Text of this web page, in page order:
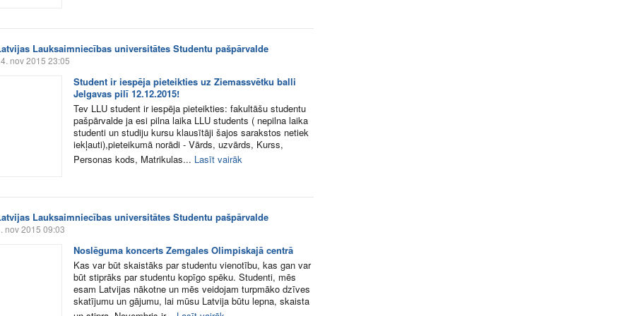
Lauksaimniecības universitātes Studentu pašpārvalde
nov 2015 23:05
Student ir iespēja pieteikties uz Ziemassvētku balli
Jelgavas pilī 12.12.2015!
Tev LLU student ir iespēja pieteikties: fakultāšu studentu
pašpārvalde ja esi pilna laika LLU students ( nepilna laika
studenti un studiju kursu klausītāji šajos sarakstos netiek
iekļauti),pieteikumā norādi - Vārds, uzvārds, Kurss,
Personas kods, Matrikulas... Lasīt vairāk
Lauksaimniecības universitātes Studentu pašpārvalde
nov 2015 09:03
Noslēguma koncerts Zemgales Olimpiskajā centrā
Kas var būt skaistāks par studentu vienotību, kas gan var
būt stiprāks par studentu kopīgo spēku. Studenti, mēs
esam Latvijas nākotne un mēs veidojam turpmāko dzīves
skatījumu un gājumu, lai mūsu Latvija būtu lepna, skaista